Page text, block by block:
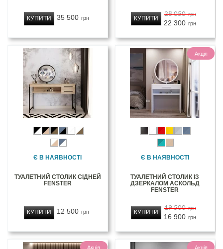
35 500 грн
КУПИТИ
28 050 грн
22 300 грн
КУПИТИ
Є В НАЯВНОСТІ
ТУАЛЕТНИЙ СТОЛИК СІДНЕЙ
FENSTER
12 500 грн
КУПИТИ
Акція
Є В НАЯВНОСТІ
ТУАЛЕТНИЙ СТОЛИК ІЗ
ДЗЕРКАЛОМ АСКОЛЬД
FENSTER
19 500 грн
16 900 грн
КУПИТИ
Акція Акція